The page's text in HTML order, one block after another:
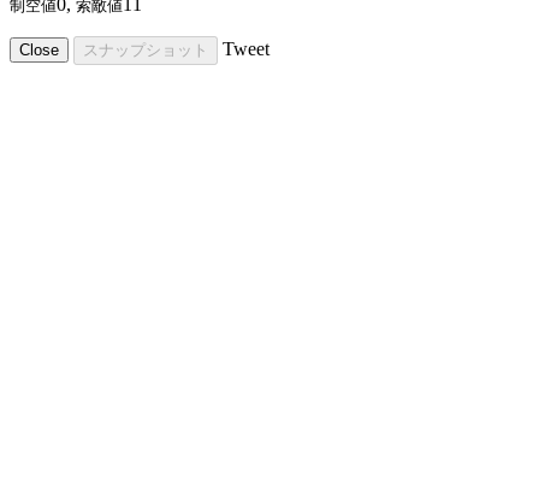
制空値0, 索敵値11
Close スナップショット Tweet